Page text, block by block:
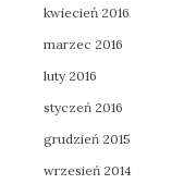
kwiecień 2016
marzec 2016
luty 2016
styczeń 2016
grudzień 2015
wrzesień 2014